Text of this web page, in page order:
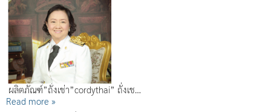
ผลิตภัณฑ์”ถั่งเช่า”cordythai” ถั่งเช…
Read more »